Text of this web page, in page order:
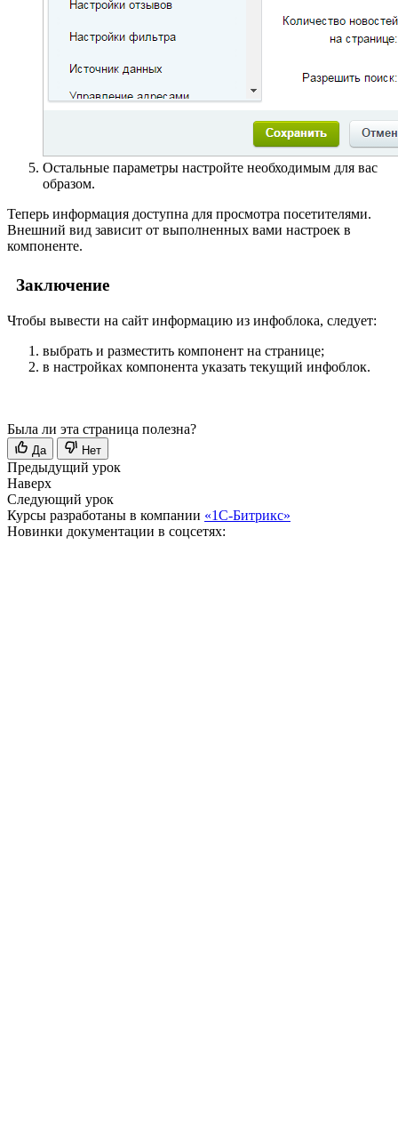
Остальные параметры настройте необходимым для вас
образом.
Теперь информация доступна для просмотра посетителями.
Внешний вид зависит от выполненных вами настроек в
компоненте.
Заключение
Чтобы вывести на сайт информацию из инфоблока, следует:
выбрать и разместить компонент на странице;
в настройках компонента указать текущий инфоблок.
Была ли эта страница полезна?
Да Нет
Предыдущий урок
Наверх
Следующий урок
Курсы разработаны в компании «1С-Битрикс»
Новинки документации в соцсетях: